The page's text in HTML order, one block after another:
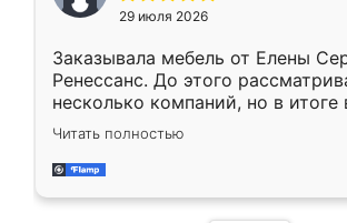
29 июля 2026
Заказывала мебель от Елены
Ренессанс. До этого
несколько компаний, но в итоге
эту. Сначала обговорили
приехал замерщик, всё
и снял размеры. Изготовили в
Читать полностью